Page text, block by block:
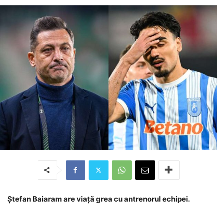
Ștefan Baiaram are viață grea cu antrenorul echipei.